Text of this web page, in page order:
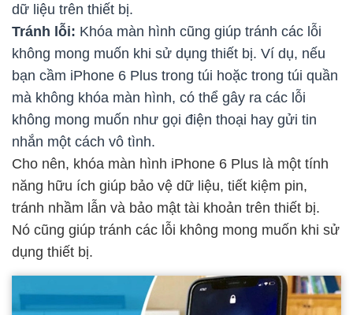
dữ liệu trên thiết bị.
Tránh lỗi: Khóa màn hình cũng giúp tránh các lỗi
không mong muốn khi sử dụng thiết bị. Ví dụ, nếu
bạn cầm iPhone 6 Plus trong túi hoặc trong túi quần
mà không khóa màn hình, có thể gây ra các lỗi
không mong muốn như gọi điện thoại hay gửi tin
nhắn một cách vô tình.
Cho nên, khóa màn hình iPhone 6 Plus là một tính
năng hữu ích giúp bảo vệ dữ liệu, tiết kiệm pin,
tránh nhầm lẫn và bảo mật tài khoản trên thiết bị.
Nó cũng giúp tránh các lỗi không mong muốn khi sử
dụng thiết bị.